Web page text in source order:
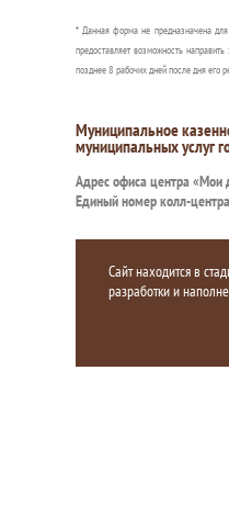
* Данная форма не предназначена
предоставляет возможность
позднее 8 рабочих дней после дня его
Муниципальное
муниципальных услуг
Адрес офиса центра «Мои
Единый номер колл-
Сайт находится в
разработки и